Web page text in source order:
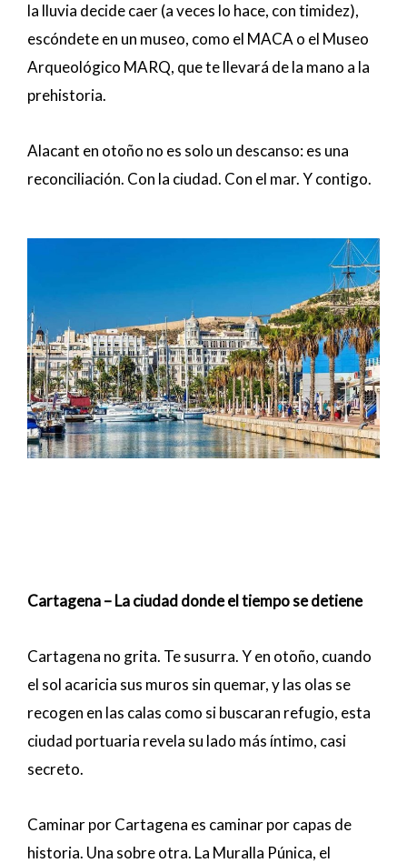
la lluvia decide caer (a veces lo hace, con timidez),
escóndete en un museo, como el MACA o el Museo
Arqueológico MARQ, que te llevará de la mano a la
prehistoria.
Alacant en otoño no es solo un descanso: es una
reconciliación. Con la ciudad. Con el mar. Y contigo.
Cartagena – La ciudad donde el tiempo se detiene
Cartagena no grita. Te susurra. Y en otoño, cuando
el sol acaricia sus muros sin quemar, y las olas se
recogen en las calas como si buscaran refugio, esta
ciudad portuaria revela su lado más íntimo, casi
secreto.
Caminar por Cartagena es caminar por capas de
historia. Una sobre otra. La Muralla Púnica, el